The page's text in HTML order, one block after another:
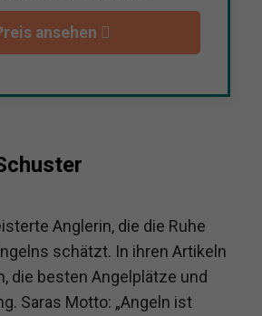
ansehen
Anglerin, die die Ruhe
schätzt. In ihren Artikeln
die besten Angelplätze und
Saras Motto: „Angeln ist